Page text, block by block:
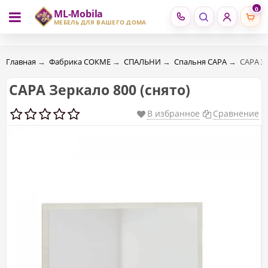
ML-Mobila
МЕБЕЛЬ ДЛЯ ВАШЕГО ДОМА
0
RU RO
Главная → Фабрика СОКМЕ → СПАЛЬНИ → Спальня САРА → САРА
САРА Зеркало 800 (cнято)
В избранное Сравнение